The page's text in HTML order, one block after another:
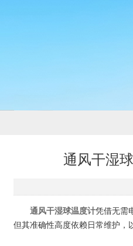
通风干湿
通风干湿球温度计凭借无需
但其准确性高度依赖日常维护，